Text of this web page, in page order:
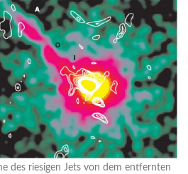
des riesigen Jets von dem entfernten